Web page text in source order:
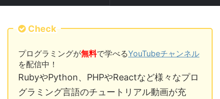
Check
プログラミングが無料で学べるYouTubeチャンネル
を配信中！
RubyやPython、PHPやReactなど様々なプロ
グラミング言語のチュートリアル動画が充